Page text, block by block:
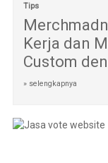
Tips
Kerja dan
Custom
» selengkapnya